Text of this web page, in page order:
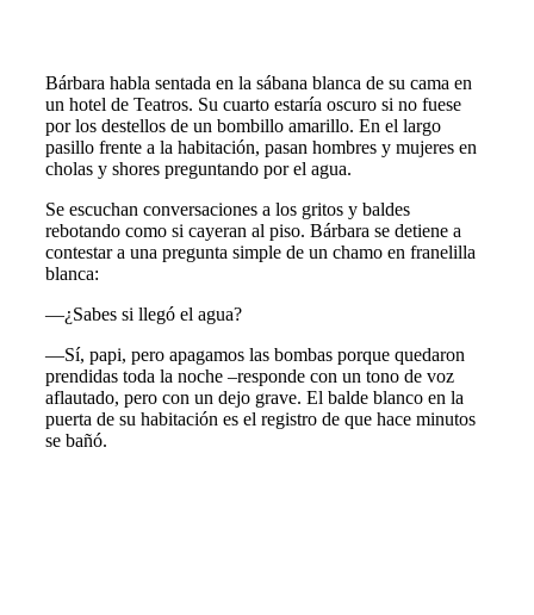
Bárbara habla sentada en la sábana blanca de su cama en
un hotel de Teatros. Su cuarto estaría oscuro si no fuese
por los destellos de un bombillo amarillo. En el largo
pasillo frente a la habitación, pasan hombres y mujeres en
cholas y shores preguntando por el agua.
Se escuchan conversaciones a los gritos y baldes
rebotando como si cayeran al piso. Bárbara se detiene a
contestar a una pregunta simple de un chamo en franelilla
blanca:
—¿Sabes si llegó el agua?
—Sí, papi, pero apagamos las bombas porque quedaron
prendidas toda la noche –responde con un tono de voz
aflautado, pero con un dejo grave. El balde blanco en la
puerta de su habitación es el registro de que hace minutos
se bañó.